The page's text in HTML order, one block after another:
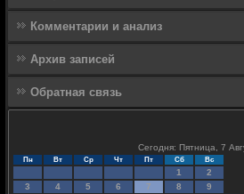
Комментарии и анализ
Архив записей
Обратная связь
Сегодня: Пятница, 7
Пн Вт Ср Чт Пт Сб Вс
1
2
3
4 5 6 7 8
9